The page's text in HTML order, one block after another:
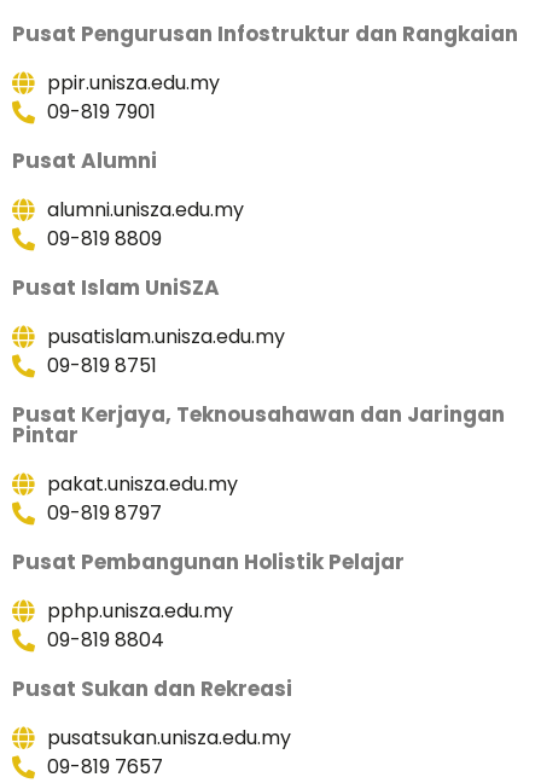
Pusat Pengurusan Infostruktur dan Rangkaian
ppir.unisza.edu.my
09-819 7901
Pusat Alumni
alumni.unisza.edu.my
09-819 8809
Pusat Islam UniSZA
pusatislam.unisza.edu.my
09-819 8751
Pusat Kerjaya, Teknousahawan dan Jaringan
Pintar
pakat.unisza.edu.my
09-819 8797
Pusat Pembangunan Holistik Pelajar
pphp.unisza.edu.my
09-819 8804
Pusat Sukan dan Rekreasi
pusatsukan.unisza.edu.my
09-819 7657